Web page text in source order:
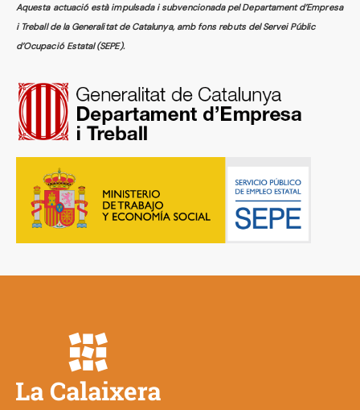
Aquesta actuació està impulsada i subvencionada pel Departament d’Empresa
i Treball de la Generalitat de Catalunya, amb fons rebuts del Servei Públic
d’Ocupació Estatal (SEPE).